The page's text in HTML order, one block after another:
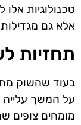
טכנולוגיות
אלא גם
תחזיות
בעוד שהשוק
על המשך עלייה
מומחים צופים